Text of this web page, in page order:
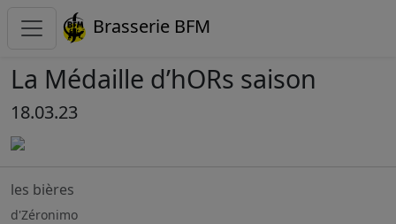
Brasserie BFM
La Médaille d’hORs saison
18.03.23
les bières
d'Zéronimo